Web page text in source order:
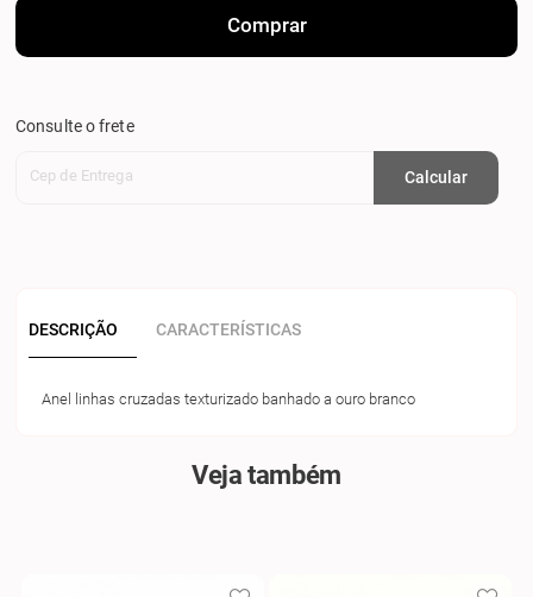
Comprar
Consulte o frete
Cep de Entrega Calcular
DESCRIÇÃO CARACTERÍSTICAS
Anel linhas cruzadas texturizado banhado a ouro branco
Veja também